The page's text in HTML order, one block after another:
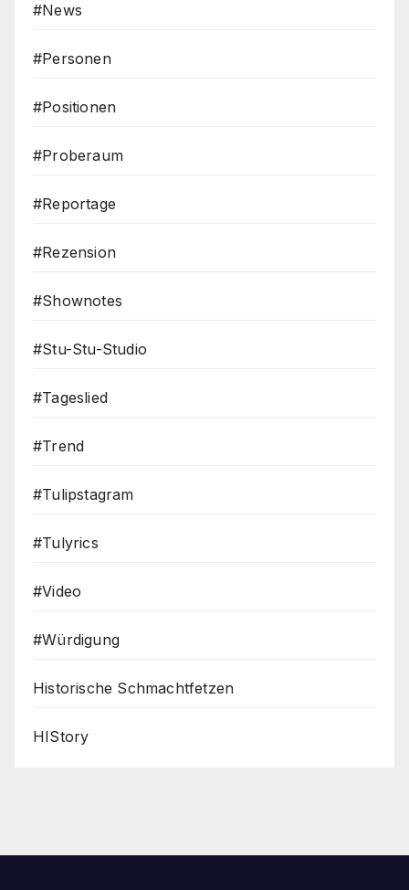
#News
#Personen
#Positionen
#Proberaum
#Reportage
#Rezension
#Shownotes
#Stu-Stu-Studio
#Tageslied
#Trend
#Tulipstagram
#Tulyrics
#Video
#Würdigung
Historische Schmachtfetzen
HIStory